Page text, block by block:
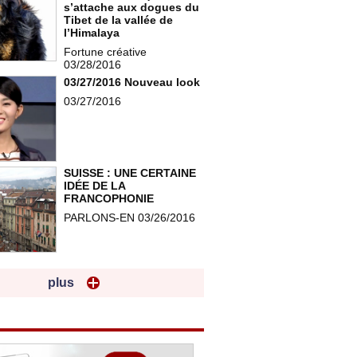
s’attache aux dogues du
Tibet de la vallée de
l’Himalaya
Fortune créative
03/28/2016
03/27/2016 Nouveau look
03/27/2016
SUISSE : UNE CERTAINE
IDÉE DE LA
FRANCOPHONIE
PARLONS-EN 03/26/2016
plus